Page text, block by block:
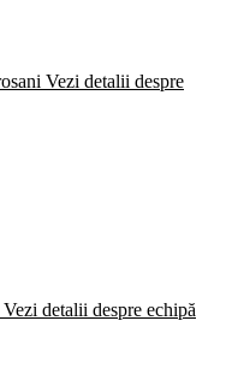
Vezi detalii despre
Vezi detalii despre echipă